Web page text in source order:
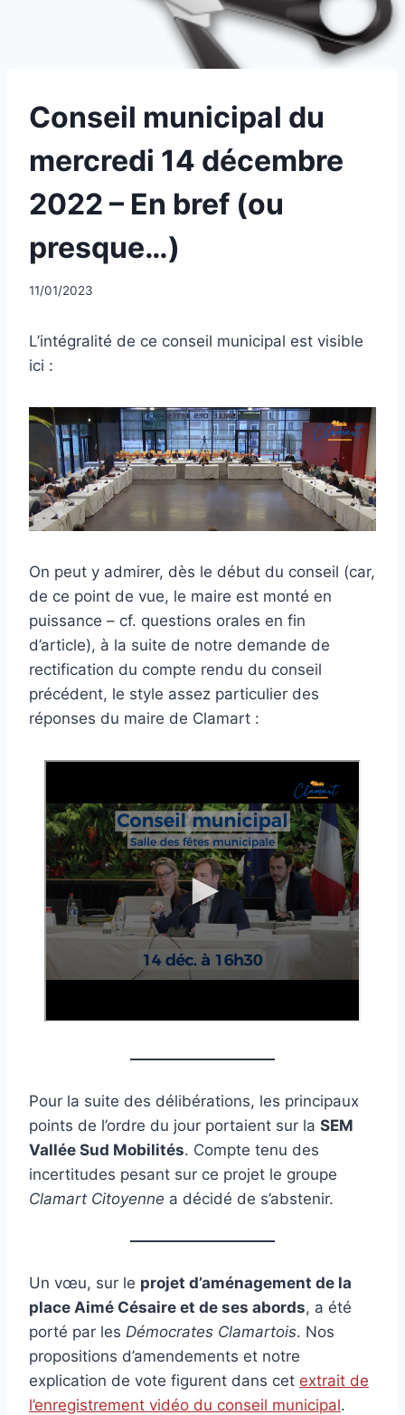
UNCATEGORIZED
Conseil municipal du
mercredi 14 décembre
2022 – En bref (ou
presque…)
Par
11/01/2023
L’intégralité de ce conseil municipal est visible
ici :
On peut y admirer, dès le début du conseil (car,
de ce point de vue, le maire est monté en
puissance – cf. questions orales en fin
d’article), à la suite de notre demande de
rectification du compte rendu du conseil
précédent, le style assez particulier des
réponses du maire de Clamart :
Pour la suite des délibérations, les principaux
points de l’ordre du jour portaient sur la SEM
Vallée Sud Mobilités. Compte tenu des
incertitudes pesant sur ce projet le groupe
Clamart Citoyenne a décidé de s’abstenir.
Un vœu, sur le projet d’aménagement de la
place Aimé Césaire et de ses abords, a été
porté par les Démocrates Clamartois. Nos
propositions d’amendements et notre
explication de vote figurent dans cet extrait de
l’enregistrement vidéo du conseil municipal.